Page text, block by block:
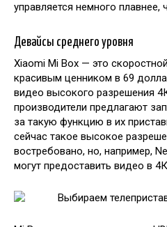
управляется немного плавнее,
Девайсы среднего уровня
Xiaomi Mi Box — это
красивым ценником в 69
видео высокого разрешения
производители предлагают
за такую функцию в их
сейчас такое высокое
востребовано, но, например,
могут предоставить видео в